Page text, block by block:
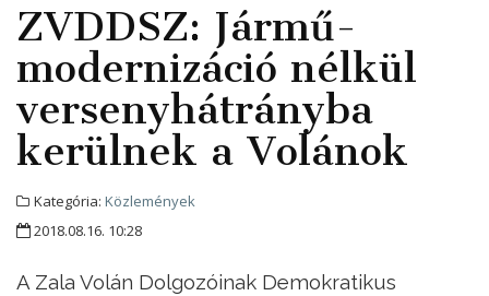
ZVDDSZ: Jármű-
modernizáció nélkül
versenyhátrányba
kerülnek a Volánok
Kategória: Közlemények
2018.08.16. 10:28
A Zala Volán Dolgozóinak Demokratikus